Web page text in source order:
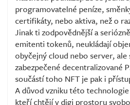
programovatelné peníze,
certifikáty, nebo aktiva, než o
Jinak ti zodpovědnější a
emitenti tokenů, neukládají
obyčejný cloud nebo server, ale
zabezpečené decentralizované
součástí toho NFT je pak i
A důvod vzniku této
kteří chtějí v digi prostoru